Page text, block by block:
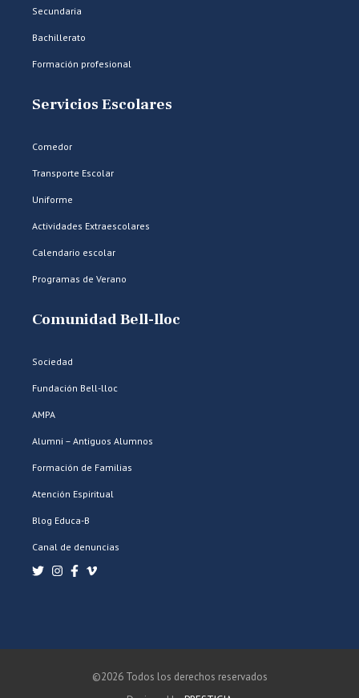
Secundaria
Bachillerato
Formación profesional
Servicios Escolares
Comedor
Transporte Escolar
Uniforme
Actividades Extraescolares
Calendario escolar
Programas de Verano
Comunidad Bell-lloc
Sociedad
Fundación Bell-lloc
AMPA
Alumni – Antiguos Alumnos
Formación de Familias
Atención Espiritual
Blog Educa-B
Canal de denuncias
©2026 Todos los derechos reservados